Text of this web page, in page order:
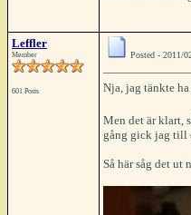
Leffler
Member
601 Posts
Posted - 2011/
Nja, jag tänkte
Men det är klart,
gång gick jag till
Så här såg det ut